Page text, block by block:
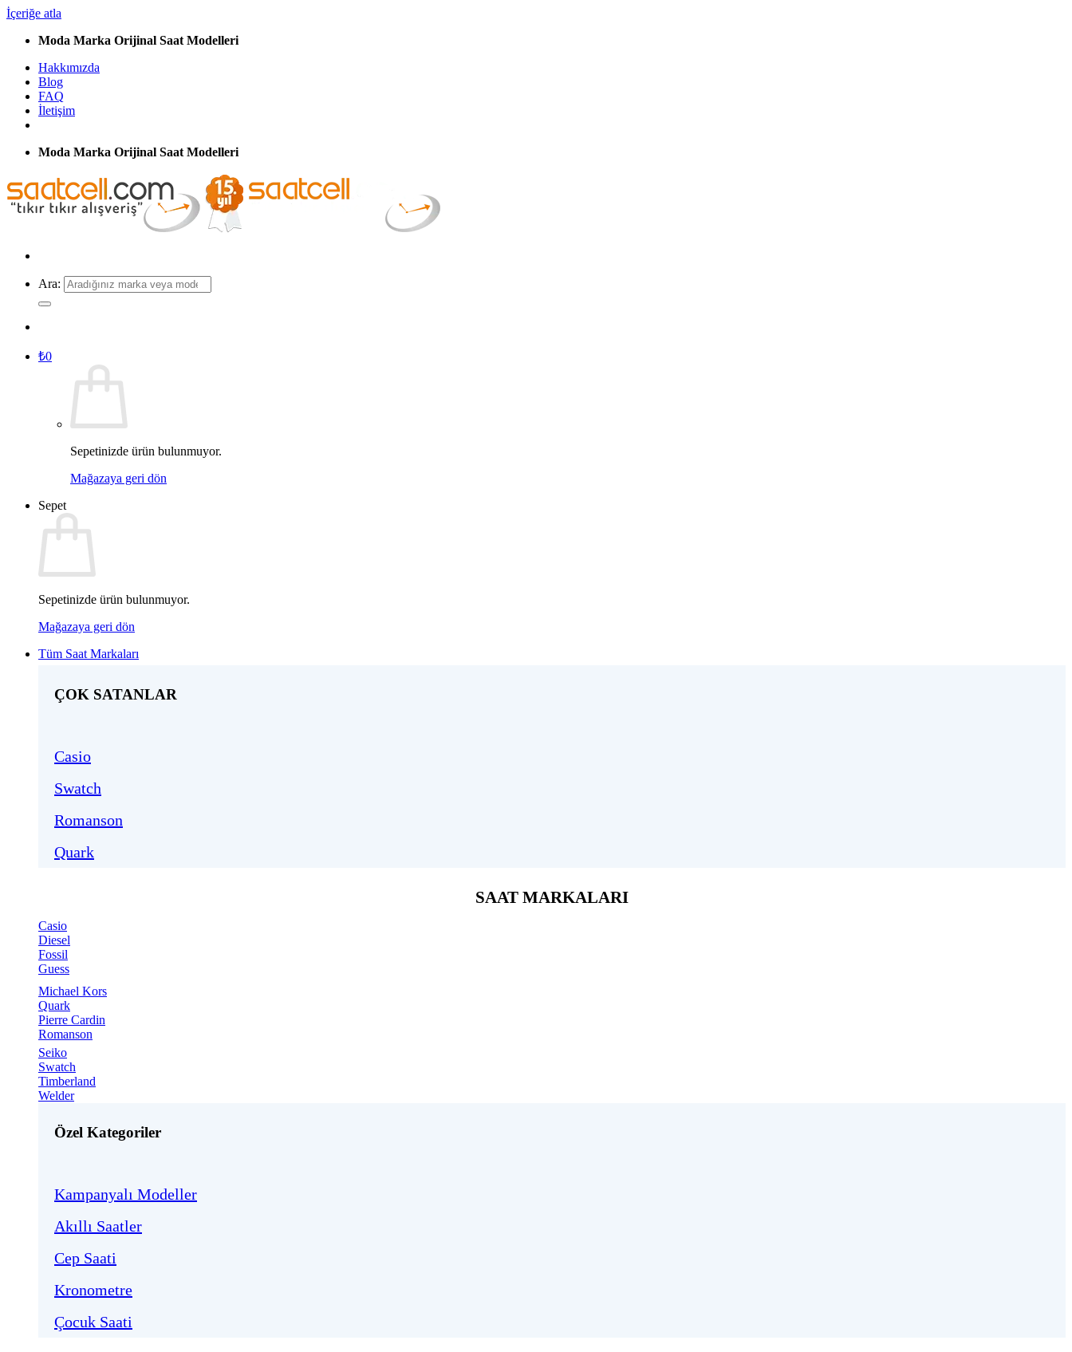
İçeriğe atla
Moda Marka Orijinal Saat Modelleri
Hakkımızda
Blog
FAQ
İletişim
Moda Marka Orijinal Saat Modelleri
Ara:
₺0
Sepetinizde ürün bulunmuyor.
Mağazaya geri dön
Sepet
Sepetinizde ürün bulunmuyor.
Mağazaya geri dön
Tüm Saat Markaları
ÇOK SATANLAR
Casio
Swatch
Romanson
Quark
SAAT MARKALARI
Casio
Diesel
Fossil
Guess
Michael Kors
Quark
Pierre Cardin
Romanson
Seiko
Swatch
Timberland
Welder
Özel Kategoriler
Kampanyalı Modeller
Akıllı Saatler
Cep Saati
Kronometre
Çocuk Saati